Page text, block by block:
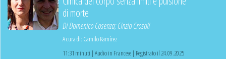
di morte
DiDomenico Cosenza;Cinzia Crosali
A cura di: Camilo Ramírez
11:31 minuti | Audio in Francese | Registrato il 24.09.2025